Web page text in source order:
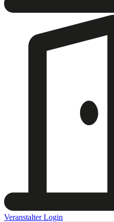
Veranstalter Login